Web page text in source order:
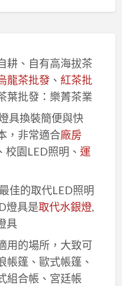
耕、自有高海拔茶
龍茶批發、 紅茶批
葉批發：樂菁茶業
具換裝簡便與快
，非常適合廠房
校園LED照明、 運
佳的取代LED照明
燈具是取代水銀燈,
具
用的場所，大致可
帳篷、歐式帳篷、
組合帳、宮廷帳